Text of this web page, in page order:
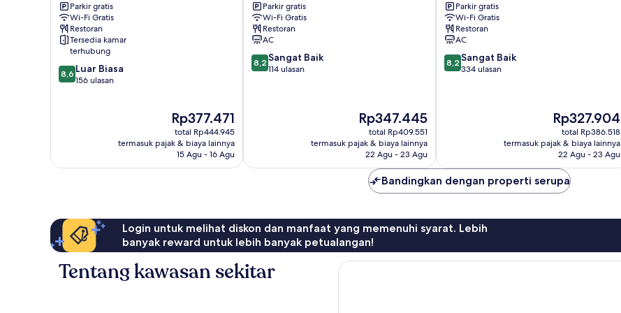
Al
Jamiah
Parkir gratis
Wi-Fi Gratis
Restoran
Tersedia kamar
terhubung
8.6
dari
8,6 Luar Biasa
156 ulasan
Harga
sekarang
Rp377.471
Rp377.471
total Rp444.945
termasuk pajak & biaya lainnya
15 Agu - 16 Agu
Al
Aziziyah
Parkir gratis
Wi-Fi Gratis
Restoran
AC
8.2
dari
8,2 Sangat Baik
114 ulasan
Harga
sekarang
Rp347.445
Rp347.445
total Rp409.551
termasuk pajak & biaya lainnya
22 Agu - 23 Agu
Al
Maabda
Parkir gratis
Wi-Fi Gratis
Restoran
AC
8.2
dari
8,2 Sangat Baik
334 ulasan
Harga
sekarang
Rp327.904
Rp327.904
total Rp386.518
termasuk pajak & biaya lainnya
22 Agu - 23 Agu
Bandingkan dengan properti serupa
Login untuk melihat diskon dan manfaat yang memenuhi syarat. Lebih
banyak reward untuk lebih banyak petualangan!
Tentang kawasan sekitar